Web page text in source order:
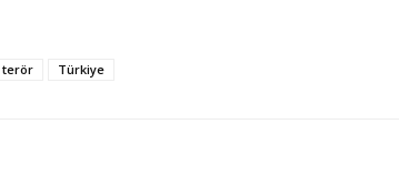
terör Türkiye